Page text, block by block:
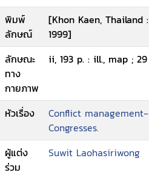
พิมพ์
ลักษณ์
[Khon Kaen, Thailand
1999]
ลักษณะ
ทาง
กายภาพ
ii, 193 p. : ill., map ;
หัวเรื่อง
Conflict
Congresses.
ผู้แต่ง
ร่วม
Suwit Laohasiriwong